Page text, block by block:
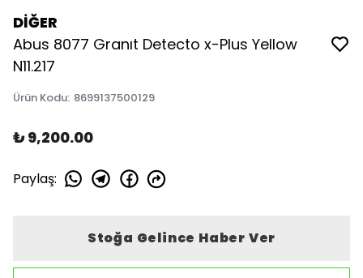
DİĞER
Abus 8077 Granıt Detecto x-Plus Yellow
N11.217
Ürün Kodu: 8699137500129
₺ 9,200.00
Paylaş:
Stoğa Gelince Haber Ver